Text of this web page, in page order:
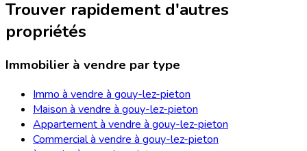
Trouver rapidement d'autres
propriétés
Immobilier à vendre par type
Immo à vendre à gouy-lez-pieton
Maison à vendre à gouy-lez-pieton
Appartement à vendre à gouy-lez-pieton
Commercial à vendre à gouy-lez-pieton